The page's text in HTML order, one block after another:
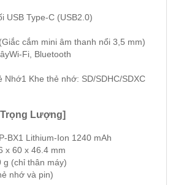
USB Type-C (USB2.0)
cắm mini âm thanh nổi 3,5 mm)
Wi-Fi, Bluetooth
Nhớ1 Khe thẻ nhớ: SD/SDHC/SDXC
Lượng]
BX1 Lithium-Ion 1240 mAh
x 60 x 46.4 mm
g (chỉ thân máy)
nhớ và pin)